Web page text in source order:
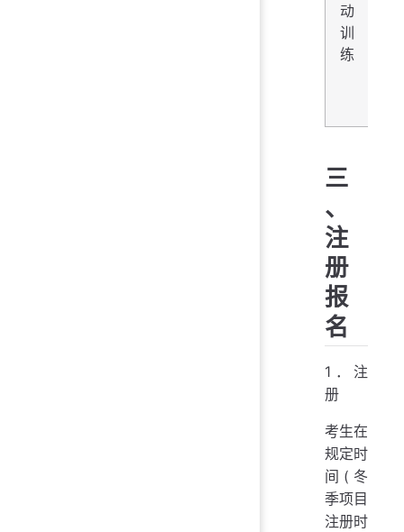
动
训
练
三
、
注
册
报
名
1．注
册
考生在
规定时
间(冬
季项目
注册时